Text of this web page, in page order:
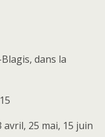
dans la
avril, 25 mai, 15 juin